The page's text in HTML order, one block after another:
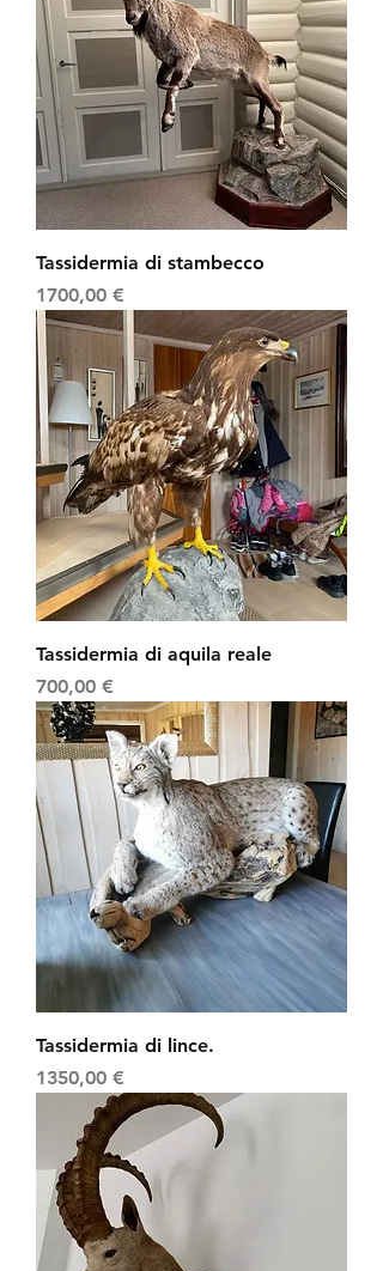
Tassidermia di stambecco
Prezzo
1700,00 €
Tassidermia di aquila reale
Prezzo
700,00 €
Tassidermia di lince.
Prezzo
1350,00 €